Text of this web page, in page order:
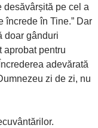
desăvârșită pe cel a
încrede în Tine.” Dar
doar gânduri
aprobat pentru
adevărată
zi de zi, nu